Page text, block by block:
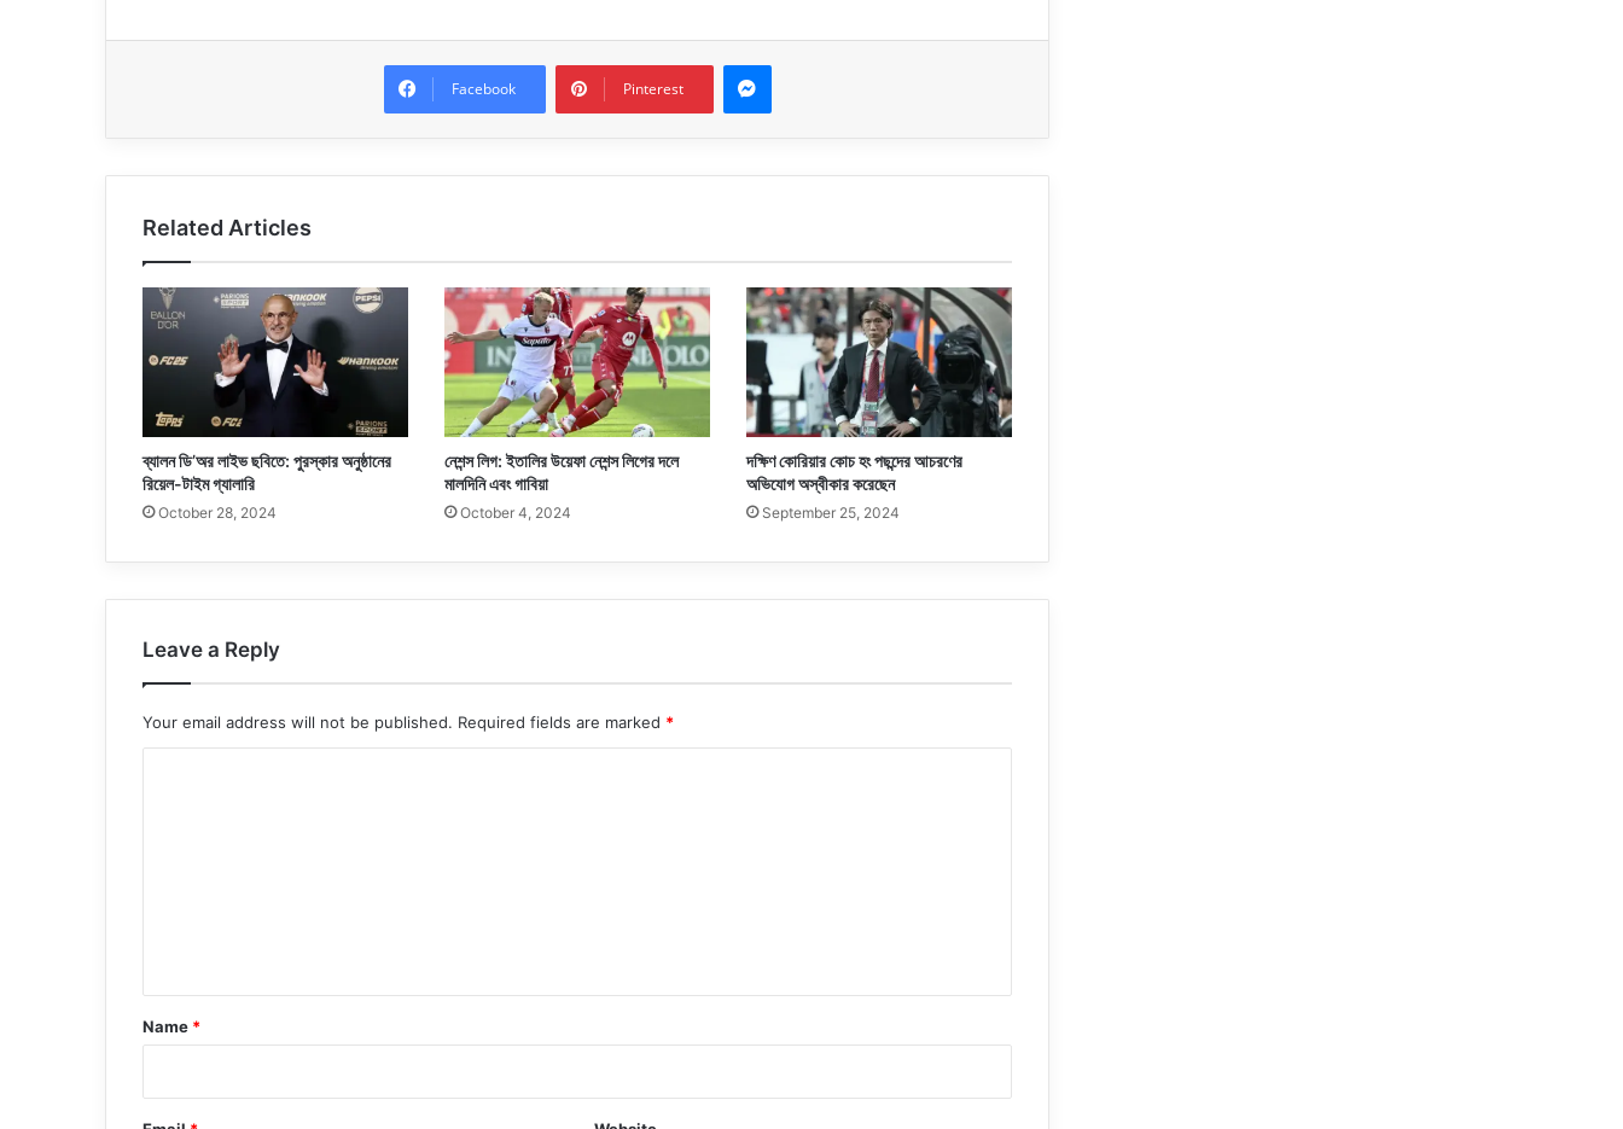
Facebook Pinterest
Messenger
Related Articles
ব্যালন ডি’অর লাইভ ছবিতে: পুরস্কার অনুষ্ঠানের
রিয়েল-টাইম গ্যালারি
October 28, 2024
নেশন্স লিগ: ইতালির উয়েফা নেশন্স লিগের দলে
মালদিনি এবং গাবিয়া
October 4, 2024
দক্ষিণ কোরিয়ার কোচ হং পছন্দের আচরণের
অভিযোগ অস্বীকার করেছেন
September 25, 2024
Leave a Reply
Your email address will not be published. Required fields are marked *
*
Name *